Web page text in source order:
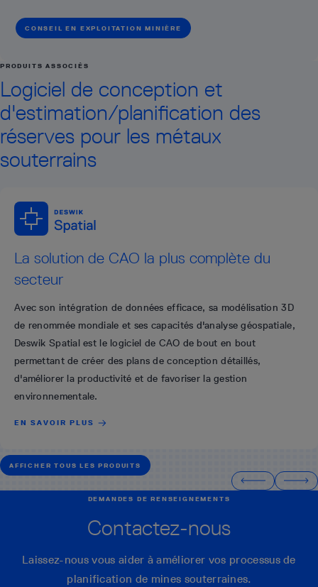
CONSEIL EN EXPLOITATION MINIÈRE
PRODUITS ASSOCIÉS
Logiciel de conception et
d'estimation/planification des
réserves pour les métaux
souterrains
AFFICHER TOUS LES PRODUITS
La solution de CAO la plus complète du
secteur
Avec son intégration de données efficace, sa modélisation 3D
de renommée mondiale et ses capacités d'analyse géospatiale,
Deswik Spatial est le logiciel de CAO de bout en bout
permettant de créer des plans de conception détaillés,
d'améliorer la productivité et de favoriser la gestion
environnementale.
EN SAVOIR PLUS
DEMANDES DE RENSEIGNEMENTS
Contactez-nous
Laissez-nous vous aider à améliorer vos processus de
planification de mines souterraines.